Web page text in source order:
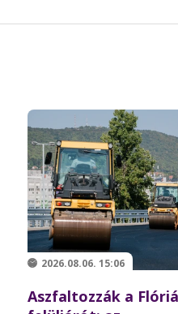
2026.08.06. 15:06
Aszfaltozzák a